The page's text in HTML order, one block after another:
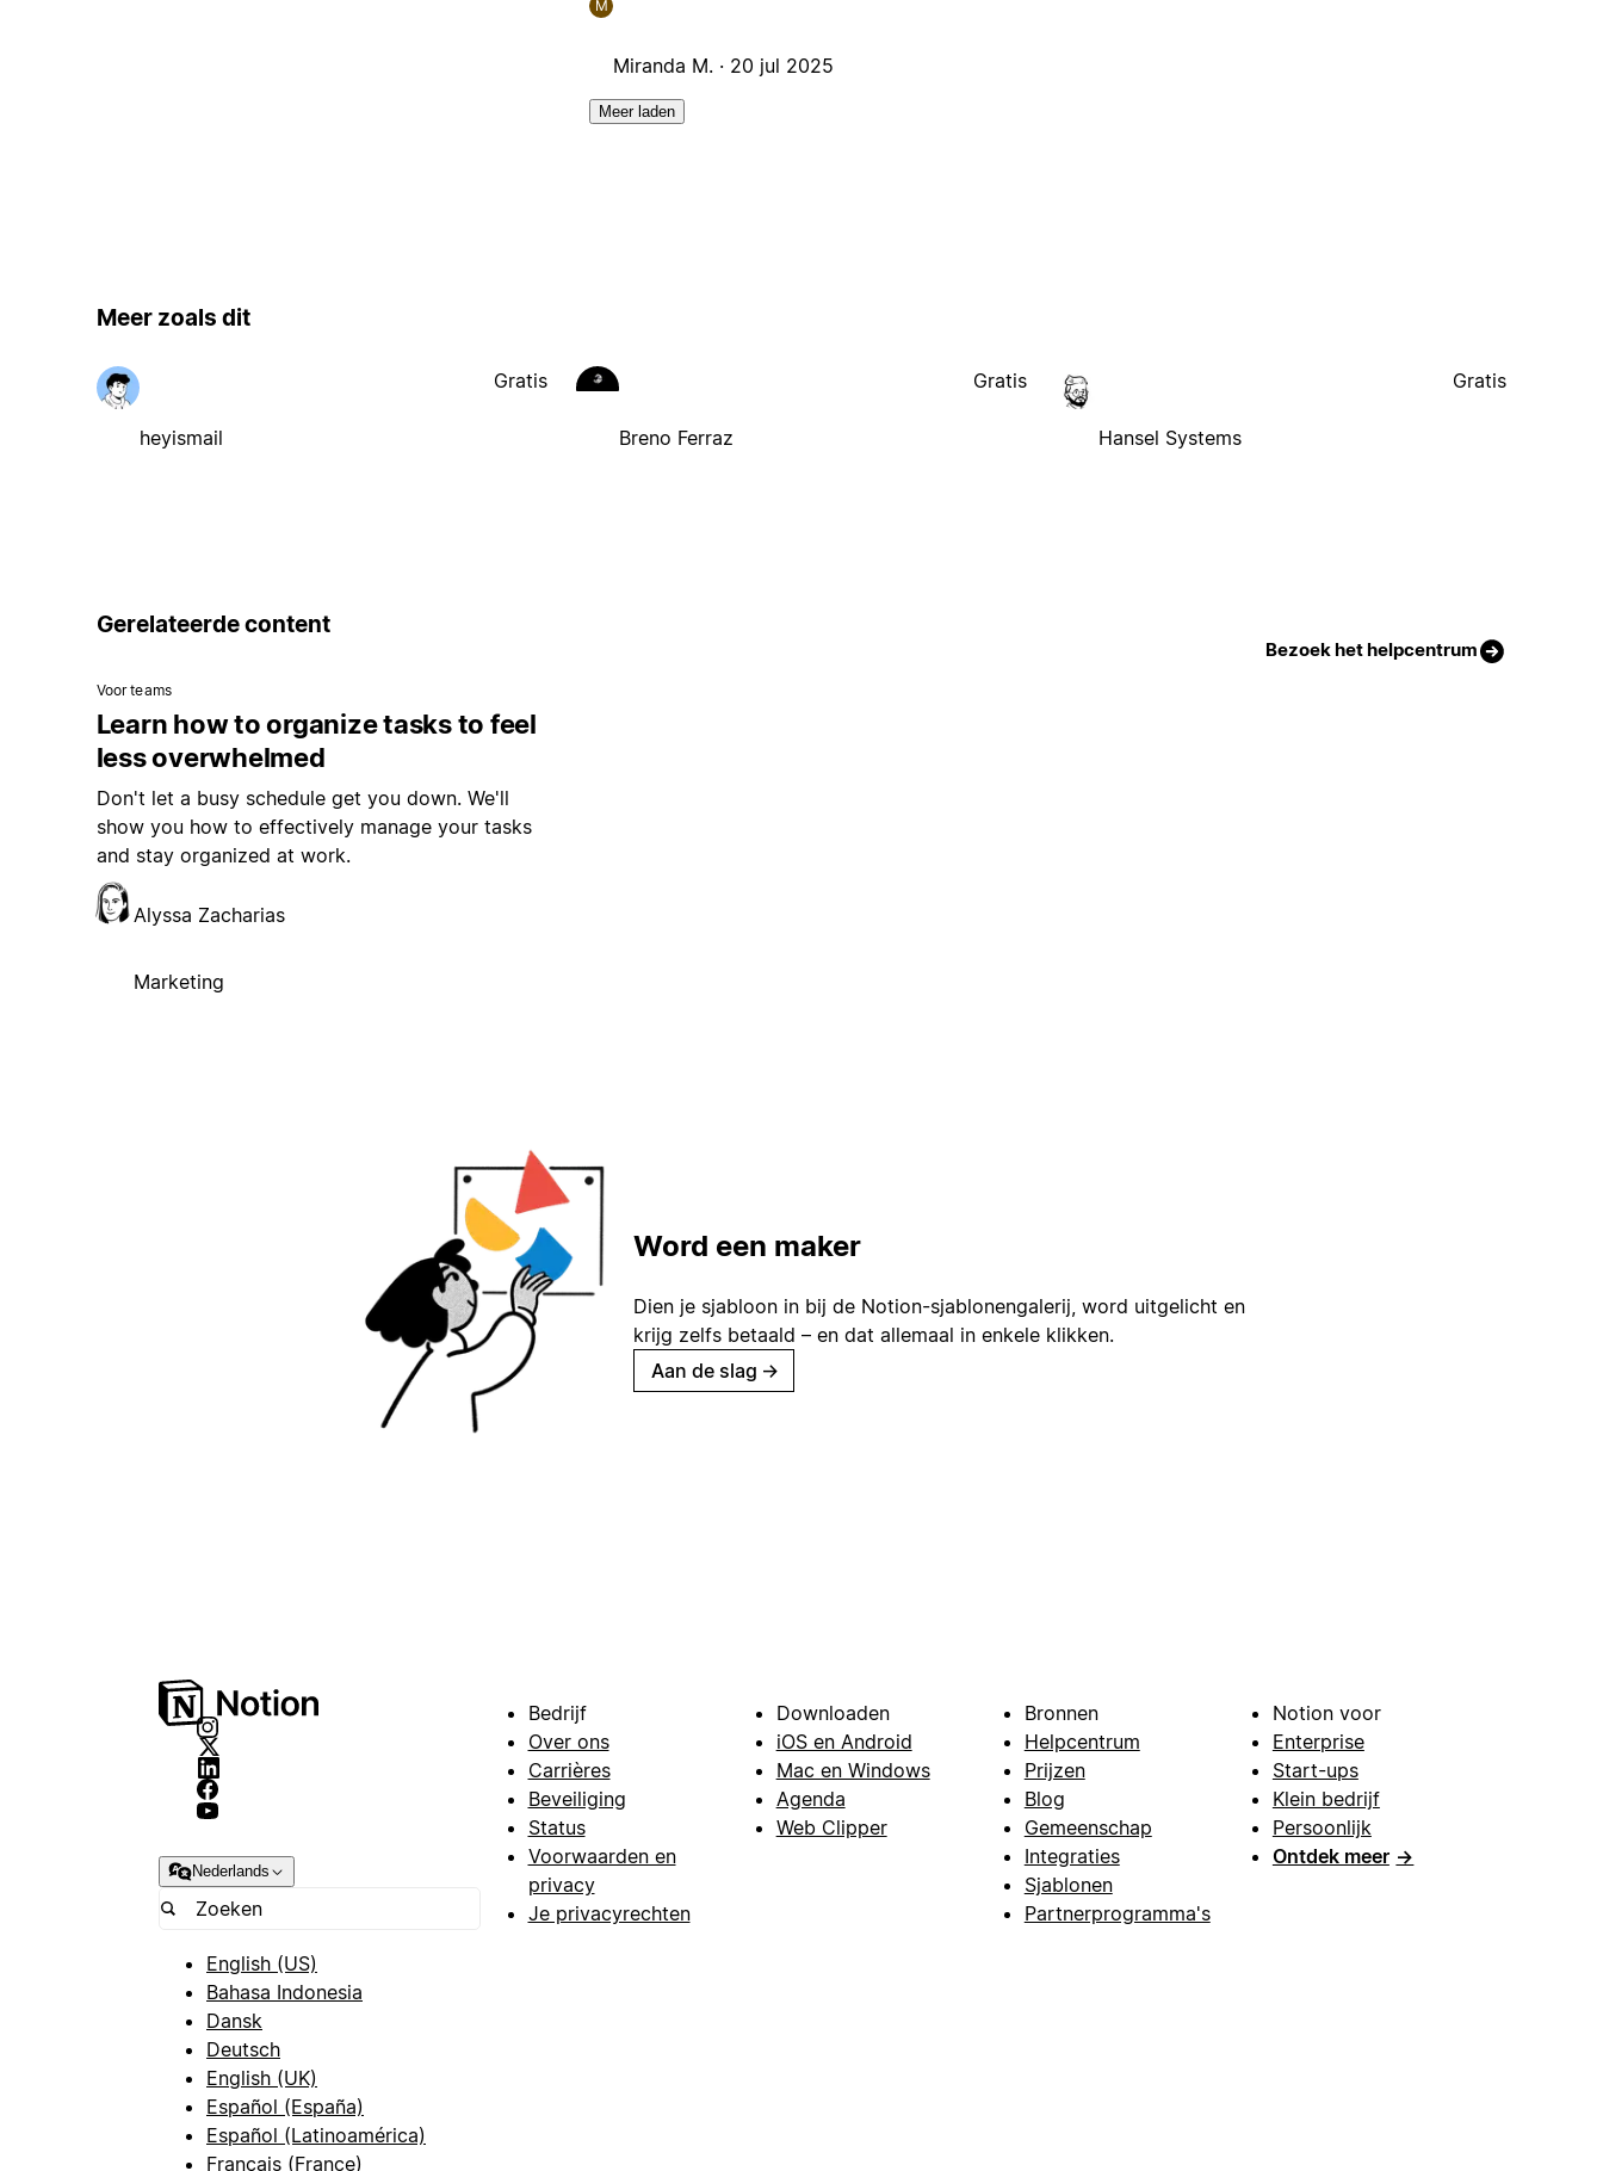
M
Miranda M. · 20 jul 2025
Meer laden
Meer zoals dit
heyismail
Gratis
Breno Ferraz
Gratis
Hansel Systems
Gratis
Gerelateerde content
Bezoek het helpcentrum
Voor teams
Learn how to organize tasks to feel
less overwhelmed
Don't let a busy schedule get you down. We'll
show you how to effectively manage your tasks
and stay organized at work.
Alyssa Zacharias
Marketing
Word een maker
Dien je sjabloon in bij de Notion-sjablonengalerij, word uitgelicht en
krijg zelfs betaald – en dat allemaal in enkele klikken.
Aan de slag →
Nederlands
English (US)
Bahasa Indonesia
Dansk
Deutsch
English (UK)
Español (España)
Español (Latinoamérica)
Français (France)
Bedrijf
Over ons
Carrières
Beveiliging
Status
Voorwaarden en
privacy
Je privacyrechten
Downloaden
iOS en Android
Mac en Windows
Agenda
Web Clipper
Bronnen
Helpcentrum
Prijzen
Blog
Gemeenschap
Integraties
Sjablonen
Partnerprogramma's
Notion voor
Enterprise
Start-ups
Klein bedrijf
Persoonlijk
Ontdek meer →